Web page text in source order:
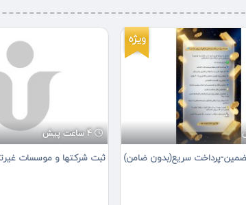
4 ساعت پیش
ثبت شرکتها و موسسات
ویژه
پرداخت سریع(بدون ضامن)